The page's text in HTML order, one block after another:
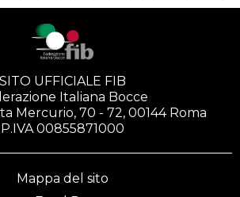
SITO UFFICIALE FIB
Italiana Bocce
Mercurio, 70 - 72, 00144 Roma
P.IVA 00855871000
Mappa del sito